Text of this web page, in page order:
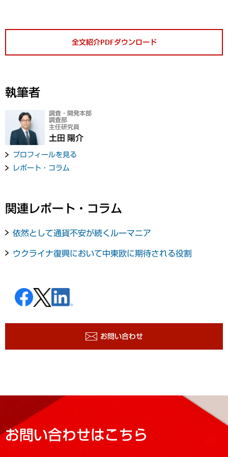
全文紹介PDFダウンロード
執筆者
調査・開発本部
調査部
主任研究員
土田 陽介
プロフィールを見る
レポート・コラム
関連レポート・コラム
依然として通貨不安が続くルーマニア
ウクライナ復興において中東欧に期待される役割
お問い合わせ
お問い合わせはこちら